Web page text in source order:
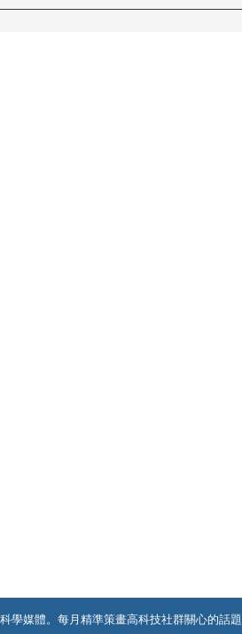
學媒體。每月精準策畫高科技社群關心的話